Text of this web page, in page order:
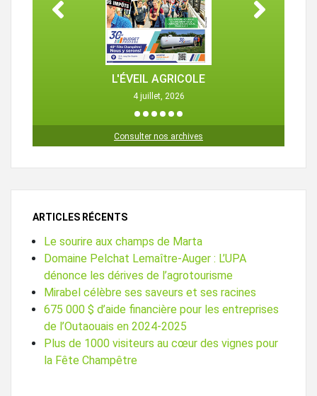
L'ÉVEIL AGRICOLE
4 juillet, 2026
1 2 3 4 5
Consulter nos archives
ARTICLES RÉCENTS
Le sourire aux champs de Marta
Domaine Pelchat Lemaître-Auger : L’UPA
dénonce les dérives de l’agrotourisme
Mirabel célèbre ses saveurs et ses racines
675 000 $ d’aide financière pour les entreprises
de l’Outaouais en 2024-2025
Plus de 1000 visiteurs au cœur des vignes pour
la Fête Champêtre